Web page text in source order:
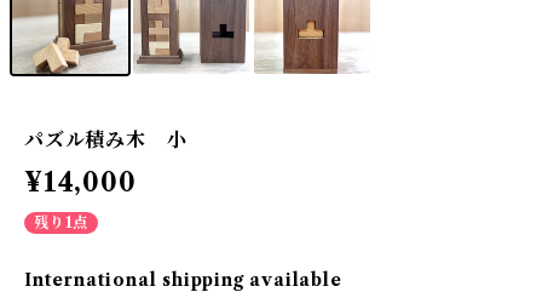
パズル積み木 小
¥14,000
残り1点
International shipping available